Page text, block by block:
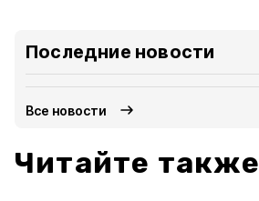
Последние новости
Все новости
Читайте также